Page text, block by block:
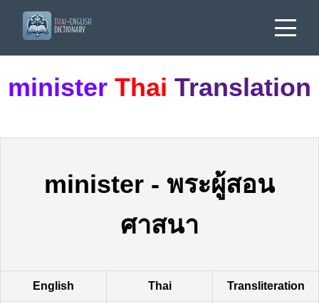
minister Thai Translation
minister - พระผู้สอน
ศาสนา
English Thai Transliteration